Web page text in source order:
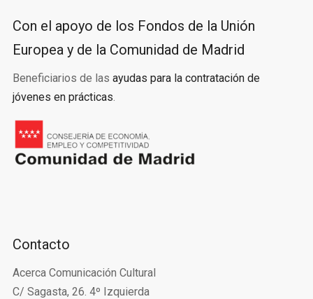
Con el apoyo de los Fondos de la Unión
Europea y de la Comunidad de Madrid
Beneficiarios de las ayudas para la contratación de
jóvenes en prácticas
Contacto
Acerca Comunicación Cultural
C/ Sagasta, 26. 4º Izquierda